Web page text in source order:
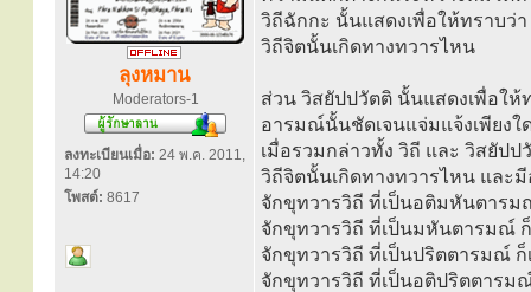
ลุงหมาน
Moderators-1
ลงทะเบียนเมื่อ: 24 พ.ค. 2011,
14:20
โพสต์: 8617
วิถีฉักกะ นั้นแสดงเพื่อให้ทราบว่
วิถีจิตนั้นเกิดทางทวารไหน
ส่วน วิสยัปปวัตติ นั้นแสดงเพื่อให้
อารมณ์นั้นชัดเจนแจ่มแจ้งเพียงใ
เมื่อรวมกล่าวทั้ง วิถี และ วิสยัป
วิถีจิตนั้นเกิดทางทวารไหน และ
จักขุทวารวิถี ที่เป็นอติมหันตาร
จักขุทวารวิถี ที่เป็นมหันตารมณ์
จักขุทวารวิถี ที่เป็นปริตตารมณ์
จักขุทวารวิถี ที่เป็นอติปริตตารม